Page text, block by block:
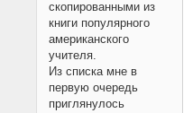
скопированными из
книги популярного
американского
учителя.
Из списка мне в
первую очередь
приглянулось